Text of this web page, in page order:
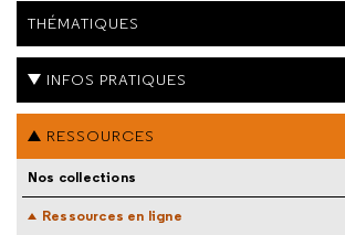
THÉMATIQUES
INFOS PRATIQUES
RESSOURCES
Nos collections
Ressources en ligne